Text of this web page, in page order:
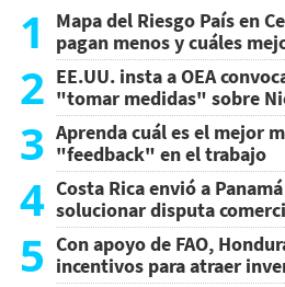
1
Mapa del Riesgo País en
pagan menos y cuáles
2 EE.UU. insta a OEA
"tomar medidas" sobre
3 Aprenda cuál es el mejor
"feedback" en el trabajo
4 Costa Rica envió a
solucionar disputa
5 Con apoyo de FAO,
incentivos para atraer